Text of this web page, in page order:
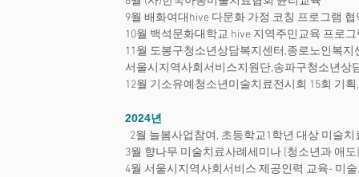
9월 배화여대hive 다문화 가정 코칭 프로그램 협
10월 백석문화대학교 hive 지역주민교육 프로
11월 도봉구청소년상담복지센터,종로노인복지
서울시지역사회서비스지원단,송파구청소년상
12월 기소유예청소년미술치료전시회 15회 기
2024년
2월 늘봄사업참여, 초등학교1학년 대상 미술
3월 향나무 미술치료사례세미나 [청소년과 애도]
4월 서울시지역사회서비스 제공인력 교육- 미